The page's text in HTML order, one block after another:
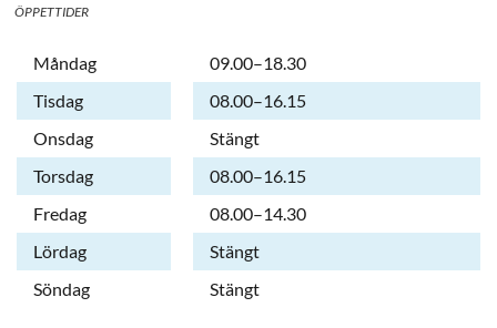
ÖPPETTIDER
Dag
Öppettider
Kommentarer
Måndag
09.00–18.30
Tisdag
08.00–16.15
Onsdag
Stängt
Torsdag
08.00–16.15
Fredag
08.00–14.30
Lördag
Stängt
Söndag
Stängt